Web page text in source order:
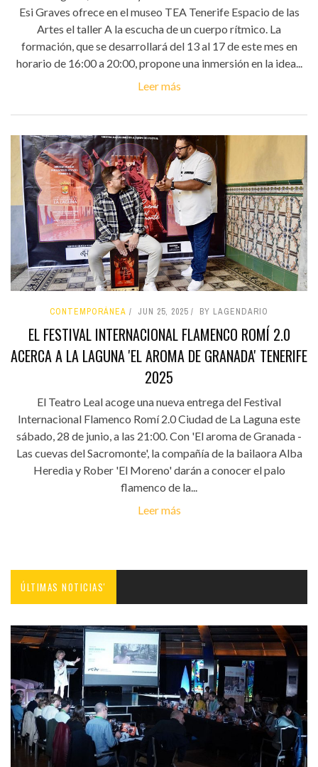
Esi Graves ofrece en el museo TEA Tenerife Espacio de las
Artes el taller A la escucha de un cuerpo rítmico. La
formación, que se desarrollará del 13 al 17 de este mes en
horario de 16:00 a 20:00, propone una inmersión en la idea...
Leer más
CONTEMPORÁNEA JUN 25, 2025 BY LAGENDARIO
EL FESTIVAL INTERNACIONAL FLAMENCO ROMÍ 2.0
ACERCA A LA LAGUNA 'EL AROMA DE GRANADA' TENERIFE
2025
El Teatro Leal acoge una nueva entrega del Festival
Internacional Flamenco Romí 2.0 Ciudad de La Laguna este
sábado, 28 de junio, a las 21:00. Con 'El aroma de Granada -
Las cuevas del Sacromonte', la compañía de la bailaora Alba
Heredia y Rober 'El Moreno' darán a conocer el palo
flamenco de la...
Leer más
ÚLTIMAS NOTICIAS'